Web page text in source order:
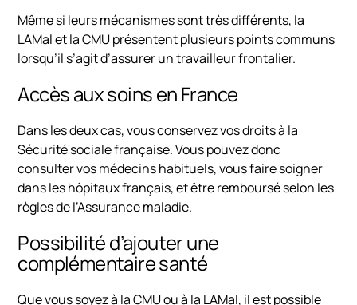
Même si leurs mécanismes sont très différents, la
LAMal et la CMU présentent plusieurs points communs
lorsqu’il s’agit d’assurer un travailleur frontalier.
Accès aux soins en France
Dans les deux cas, vous conservez vos droits à la
Sécurité sociale française. Vous pouvez donc
consulter vos médecins habituels, vous faire soigner
dans les hôpitaux français, et être remboursé selon les
règles de l’Assurance maladie.
Possibilité d’ajouter une
complémentaire santé
Que vous soyez à la CMU ou à la LAMal, il est possible